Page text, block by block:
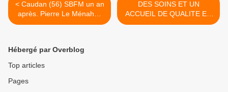
< Caudan (56) SBFM un an
après. Pierre Le Ménahès
est «resté le même»
DES SOINS ET UN
ACCUEIL DE QUALITE EN
CENTRE-BRETAGNE
Hébergé par Overblog
Top articles
Pages